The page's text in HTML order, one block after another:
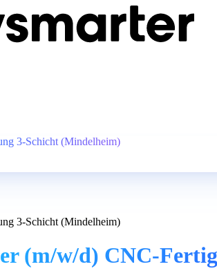
3-Schicht (Mindelheim)
3-Schicht (Mindelheim)
(m/w/d) CNC-